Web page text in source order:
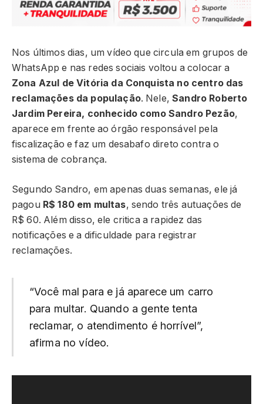
Nos últimos dias, um vídeo que circula em grupos de
WhatsApp e nas redes sociais voltou a colocar a
Zona Azul de Vitória da Conquista no centro das
reclamações da população. Nele,Sandro Roberto
Jardim Pereira, conhecido como Sandro Pezão,
aparece em frente ao órgão responsável pela
fiscalização e faz um desabafo direto contra o
sistema de cobrança.
Segundo Sandro, em apenas duas semanas, ele já
pagou R$ 180 em multas, sendo três autuações de
R$ 60. Além disso, ele critica a rapidez das
notificações e a dificuldade para registrar
reclamações.
“Você mal para e já aparece um carro
para multar. Quando a gente tenta
reclamar, o atendimento é horrível”,
afirma no vídeo.